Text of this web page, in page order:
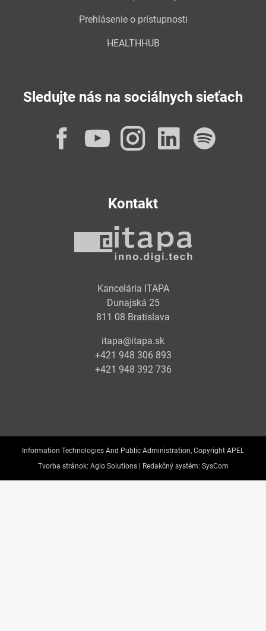
Prehlásenie o prístupnosti
HEALTHHUB
Sledujte nás na sociálnych sieťach
Facebook
YouTube
Instagram
Kontakt
Kancelária ITAPA
Dunajská 25
811 08 Bratislava
itapa@itapa.sk
+421 948 306 893
+421 948 392 736
Information Technologies And Public Administration, Copyright APEL
Tvorba stránok: Aglo Solutions | Redakčný systém: SysCom